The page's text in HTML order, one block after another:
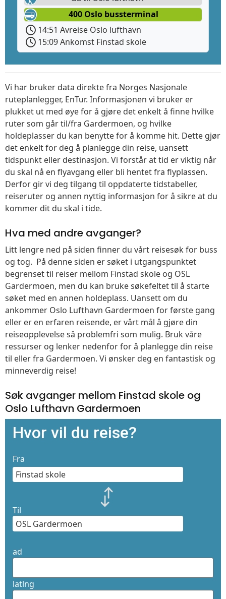
400 Oslo bussterminal
14:51 Avreise Oslo lufthavn
15:09 Ankomst Finstad skole
Vi har bruker data direkte fra Norges Nasjonale
ruteplanlegger, EnTur. Informasjonen vi bruker er
plukket ut med øye for å gjøre det enkelt å finne hvilke
ruter som går til/fra Gardermoen, og hvilke
holdeplasser du kan benytte for å komme hit. Dette gjør
det enkelt for deg å planlegge din reise, uansett
tidspunkt eller destinasjon. Vi forstår at tid er viktig når
du skal nå en flyavgang eller bli hentet fra flyplassen.
Derfor gir vi deg tilgang til oppdaterte tidstabeller,
reiseruter og annen nyttig informasjon for å sikre at du
kommer dit du skal i tide.
Hva med andre avganger?
Litt lengre ned på siden finner du vårt reisesøk for buss
og tog. På denne siden er søket i utgangspunktet
begrenset til reiser mellom Finstad skole og OSL
Gardermoen, men du kan bruke søkefeltet til å starte
søket med en annen holdeplass. Uansett om du
ankommer Oslo Lufthavn Gardermoen for første gang
eller er en erfaren reisende, er vårt mål å gjøre din
reiseopplevelse så problemfri som mulig. Bruk våre
ressurser og lenker nedenfor for å planlegge din reise
til eller fra Gardermoen. Vi ønsker deg en fantastisk og
minneverdig reise!
Søk avganger mellom Finstad skole og
Oslo Lufthavn Gardermoen
Hvor vil du reise?
Fra
Til
ad
latlng